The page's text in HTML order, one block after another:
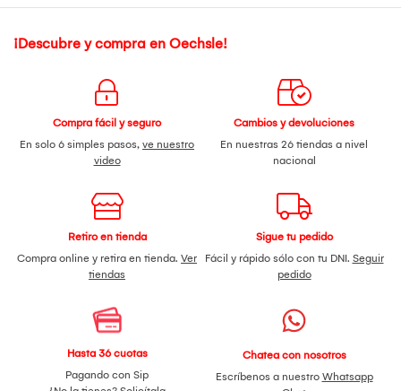
¡Descubre y compra en Oechsle!
Compra fácil y seguro
En solo 6 simples pasos, ve nuestro
video
Cambios y devoluciones
En nuestras 26 tiendas a nivel
nacional
Retiro en tienda
Compra online y retira en tienda. Ver
tiendas
Sigue tu pedido
Fácil y rápido sólo con tu DNI. Seguir
pedido
Hasta 36 cuotas
Pagando con Sip
Chatea con nosotros
Escríbenos a nuestro Whatsapp